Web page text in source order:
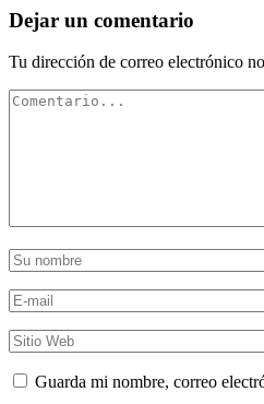
Dejar un comentario
Tu dirección de correo electrónico
Guarda mi nombre, correo